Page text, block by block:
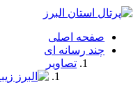
فصد
شرق
تهران
خشکشویی
صفحه اصلی
چند رسانه ای
تصاویر